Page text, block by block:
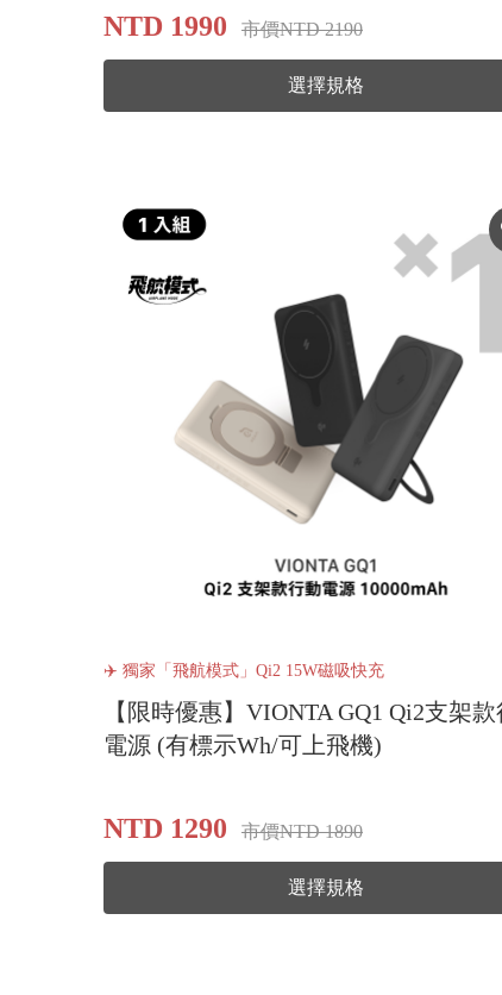
NTD 1990 市價NTD 2190
選擇規格
✈️ 獨家「飛航模式」Qi2 15W磁吸快充
【限時優惠】VIONTA GQ1 Qi2支架
電源 (有標示Wh/可上飛機)
NTD 1290 市價NTD 1890
選擇規格